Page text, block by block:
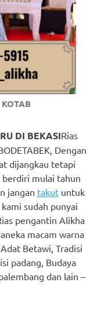
DI BEKASIRias
Dengan
dijangkau tetapi
berdiri mulai tahun
jangan takutuntuk
sudah punyai
pengantin Alikha
macam warna
Betawi, Tradisi
padang, Budaya
dan lain –